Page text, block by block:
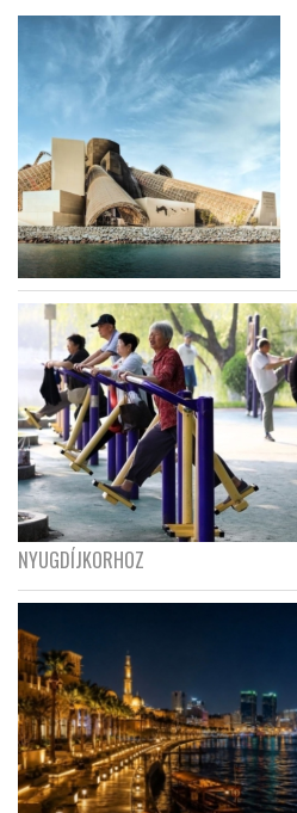
NYUGDÍJKORHOZ